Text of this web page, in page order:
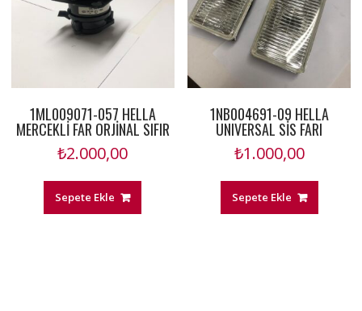
1ML009071-057 HELLA
MERCEKLİ FAR ORJİNAL SIFIR
₺2.000,00
Sepete Ekle
1NB004691-09 HELLA
UNIVERSAL SİS FARI
₺1.000,00
Sepete Ekle